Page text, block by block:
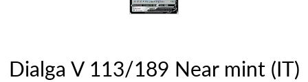
Dialga V 113/189 Near mint (IT)